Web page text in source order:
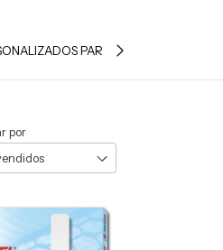
PARA PROFISSIONAL
por